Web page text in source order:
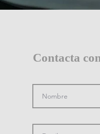
Contacta